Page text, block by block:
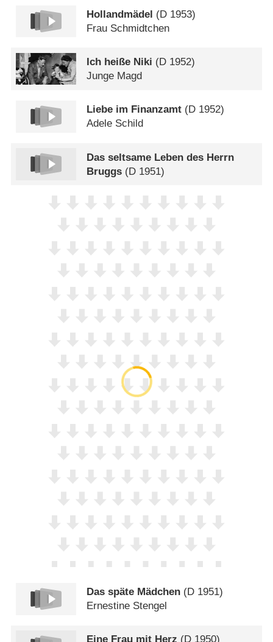
Hollandmädel (D 1953)
Frau Schmidtchen
Ich heiße Niki (D 1952)
Junge Magd
Liebe im Finanzamt (D 1952)
Adele Schild
Das seltsame Leben des Herrn
Bruggs (D 1951)
Das späte Mädchen (D 1951)
Ernestine Stengel
Eine Frau mit Herz (D 1950)